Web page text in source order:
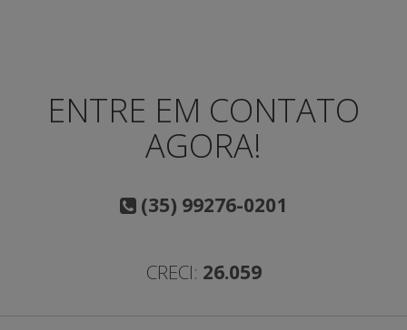
ENTRE EM CONTATO
AGORA!
(35) 99276-0201
CRECI: 26.059